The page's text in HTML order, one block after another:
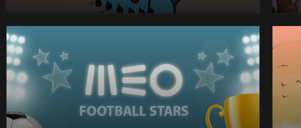
relógios para ganhar mais tempo e continuar a saltar. Será que
para atingir a melhor pontuação?
Atire